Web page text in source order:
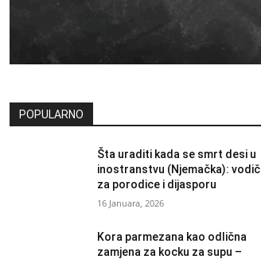
POPULARNO
Šta uraditi kada se smrt desi u
inostranstvu (Njemačka): vodič
za porodice i dijasporu
16 Januara, 2026
Kora parmezana kao odlična
zamjena za kocku za supu –